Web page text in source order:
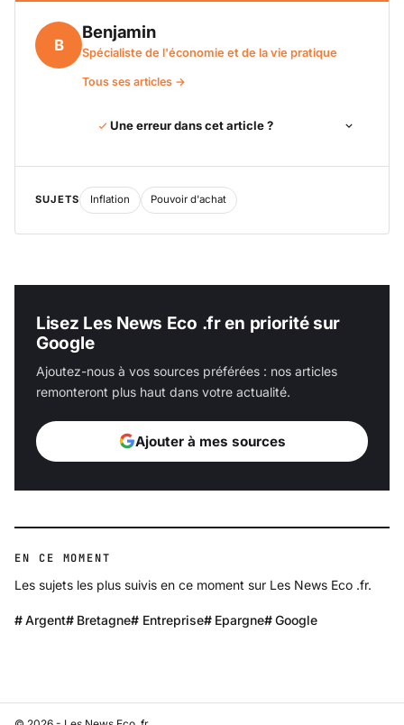
B
Benjamin
Spécialiste de l'économie et de la vie pratique
Tous ses articles →
Une erreur dans cet article ?
SUJETS Inflation Pouvoir d'achat
Lisez Les News Eco .fr en priorité sur
Google
Ajoutez-nous à vos sources préférées : nos articles
remonteront plus haut dans votre actualité.
Ajouter à mes sources
EN CE MOMENT
Les sujets les plus suivis en ce moment sur Les News Eco .fr.
Argent Bretagne Entreprise Epargne Google